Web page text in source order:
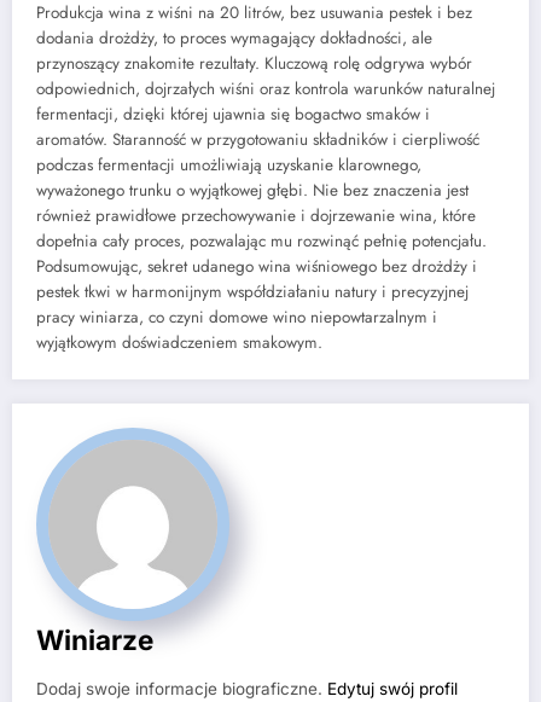
Produkcja wina z wiśni na 20 litrów, bez usuwania pestek i bez
dodania drożdży, to proces wymagający dokładności, ale
przynoszący znakomite rezultaty. Kluczową rolę odgrywa wybór
odpowiednich, dojrzałych wiśni oraz kontrola warunków naturalnej
fermentacji, dzięki której ujawnia się bogactwo smaków i
aromatów. Staranność w przygotowaniu składników i cierpliwość
podczas fermentacji umożliwiają uzyskanie klarownego,
wyważonego trunku o wyjątkowej głębi. Nie bez znaczenia jest
również prawidłowe przechowywanie i dojrzewanie wina, które
dopełnia cały proces, pozwalając mu rozwinąć pełnię potencjału.
Podsumowując, sekret udanego wina wiśniowego bez drożdży i
pestek tkwi w harmonijnym współdziałaniu natury i precyzyjnej
pracy winiarza, co czyni domowe wino niepowtarzalnym i
wyjątkowym doświadczeniem smakowym.
Winiarze
Dodaj swoje informacje biograficzne. Edytuj swój profil